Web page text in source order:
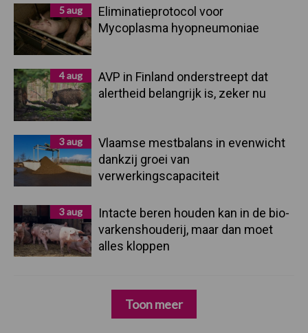
5 aug
Eliminatieprotocol voor
Mycoplasma hyopneumoniae
4 aug
AVP in Finland onderstreept dat
alertheid belangrijk is, zeker nu
3 aug
Vlaamse mestbalans in evenwicht
dankzij groei van
verwerkingscapaciteit
3 aug
Intacte beren houden kan in de bio-
varkenshouderij, maar dan moet
alles kloppen
Toon meer